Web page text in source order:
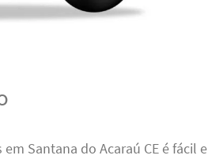
Santana do Acaraú CE é fácil e